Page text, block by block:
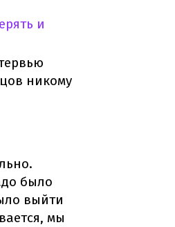
и
никому
было
выйти
мы